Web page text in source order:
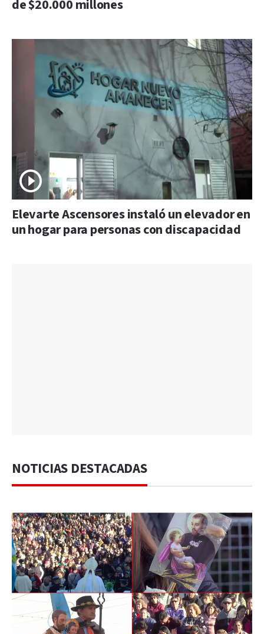
de $20.000 millones
Elevarte Ascensores instaló un elevador en
un hogar para personas con discapacidad
NOTICIAS DESTACADAS